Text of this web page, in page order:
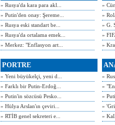
» Rusya'da kara para akl...
» Putin'den onay: Şereme...
» Rusya eski standart be...
» Rusya'da ortalama emek...
» Merkez: "Enflasyon art...
»
»
» G.
»
»
PORTRE
» Yeni büyükelçi, yeni d...
» Farklı bir Putin-Erdoğ...
» Putin'in sözcüsü Pesko...
» Hülya Arslan'ın çeviri...
» RTİB genel sekreteri e...
»
»
»
»
»